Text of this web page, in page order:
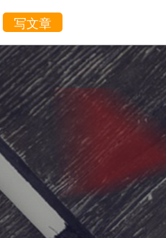
写文章